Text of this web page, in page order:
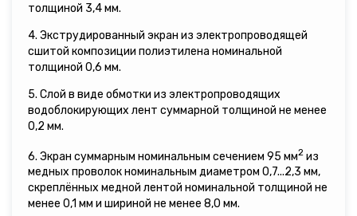
толщиной 3,4 мм.
4. Экструдированный экран из электропроводящей
сшитой композиции полиэтилена номинальной
толщиной 0,6 мм.
5. Слой в виде обмотки из электропроводящих
водоблокирующих лент суммарной толщиной не менее
0,2 мм.
6. Экран суммарным номинальным сечением 95 мм2 из
медных проволок номинальным диаметром 0,7...2,3 мм,
скреплённых медной лентой номинальной толщиной не
менее 0,1 мм и шириной не менее 8,0 мм.